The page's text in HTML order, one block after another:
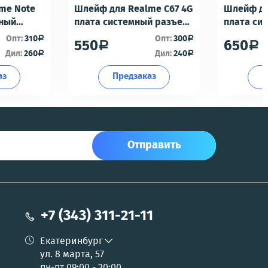
Note
-
Опт:310a
Дил:260a
Шлейф для Realme C67 4G
плата системный разъем/
разъем гарнитуры/
микрофон - Премиум
550a Опт:300a
Дил:240a
Предзаказ
Шлейф
плата
650a
Отправить
+7 (343) 311-21-11
Екатеринбург
ул. 8 марта, 57